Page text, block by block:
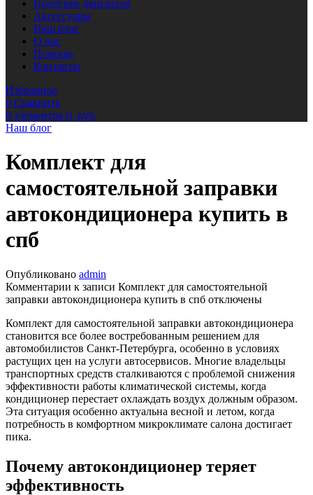
Подогрев двигателя
Аксессуары
Наш блог
О нас
Помощь
Контакты
Избранное
0 Сравнить
0 элементов 0 руб.
Наш блог
Комплект для
самостоятельной заправки
автокондиционера купить в
спб
Опубликовано admin
Комментарии к записи Комплект для самостоятельной
заправки автокондиционера купить в спб отключены
Комплект для самостоятельной заправки автокондиционера
становится все более востребованным решением для
автомобилистов Санкт-Петербурга, особенно в условиях
растущих цен на услуги автосервисов. Многие владельцы
транспортных средств сталкиваются с проблемой снижения
эффективности работы климатической системы, когда
кондиционер перестает охлаждать воздух должным образом.
Эта ситуация особенно актуальна весной и летом, когда
потребность в комфортном микроклимате салона достигает
пика.
Почему автокондиционер теряет
эффективность